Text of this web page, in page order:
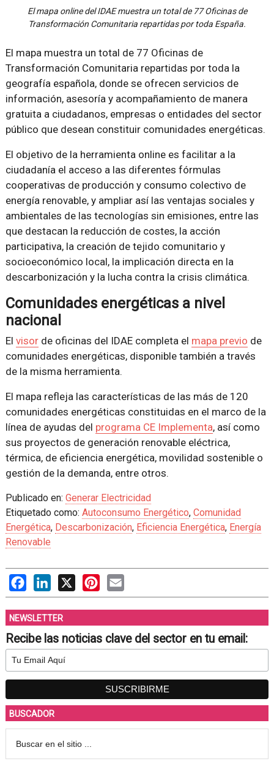
El mapa online del IDAE muestra un total de 77 Oficinas de
Transformación Comunitaria repartidas por toda España.
El mapa muestra un total de 77 Oficinas de
Transformación Comunitaria repartidas por toda la
geografía española, donde se ofrecen servicios de
información, asesoría y acompañamiento de manera
gratuita a ciudadanos, empresas o entidades del sector
público que desean constituir comunidades energéticas.
El objetivo de la herramienta online es facilitar a la
ciudadanía el acceso a las diferentes fórmulas
cooperativas de producción y consumo colectivo de
energía renovable, y ampliar así las ventajas sociales y
ambientales de las tecnologías sin emisiones, entre las
que destacan la reducción de costes, la acción
participativa, la creación de tejido comunitario y
socioeconómico local, la implicación directa en la
descarbonización y la lucha contra la crisis climática.
Comunidades energéticas a nivel
nacional
El visorde oficinas del IDAE completa el mapa previo de
comunidades energéticas, disponible también a través
de la misma herramienta.
El mapa refleja las características de las más de 120
comunidades energéticas constituidas en el marco de la
línea de ayudas del programa CE Implementa, así como
sus proyectos de generación renovable eléctrica,
térmica, de eficiencia energética, movilidad sostenible o
gestión de la demanda, entre otros.
Publicado en: Generar Electricidad
Etiquetado como: Autoconsumo Energético, Comunidad
Energética, Descarbonización, Eficiencia Energética, Energía
Renovable
FacebookLinkedIn
X PinterestEmail
NEWSLETTER
Recibe las noticias clave del sector en tu email:
BUSCADOR